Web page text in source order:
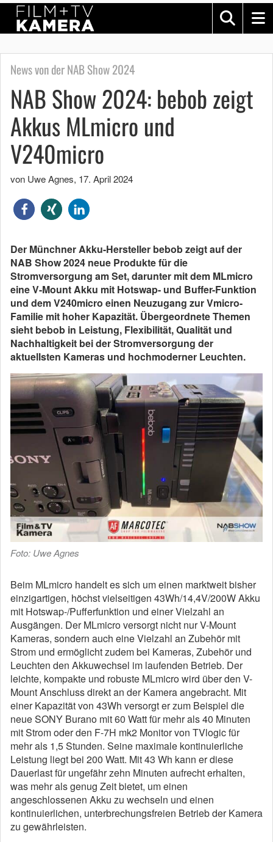
News von der NAB Show 2024
NAB Show 2024: bebob zeigt
Akkus MLmicro und
V240micro
von Uwe Agnes, 17. April 2024
Der Münchner Akku-Hersteller bebob zeigt auf der
NAB Show 2024 neue Produkte für die
Stromversorgung am Set, darunter mit dem MLmicro
eine V-Mount Akku mit Hotswap- und Buffer-Funktion
und dem V240micro einen Neuzugang zur Vmicro-
Familie mit hoher Kapazität. Übergeordnete Themen
sieht bebob in Leistung, Flexibilität, Qualität und
Nachhaltigkeit bei der Stromversorgung der
aktuellsten Kameras und hochmoderner Leuchten.
Foto: Uwe Agnes
Beim MLmicro handelt es sich um einen marktweit bisher
einzigartigen, höchst vielseitigen 43Wh/14,4V/200W Akku
mit Hotswap-/Pufferfunktion und einer Vielzahl an
Ausgängen. Der MLmicro versorgt nicht nur V-Mount
Kameras, sondern auch eine Vielzahl an Zubehör mit
Strom und ermöglicht zudem bei Kameras, Zubehör und
Leuchten den Akkuwechsel im laufenden Betrieb. Der
leichte, kompakte und robuste MLmicro wird über den V-
Mount Anschluss direkt an der Kamera angebracht. Mit
einer Kapazität von 43Wh versorgt er zum Beispiel die
neue SONY Burano mit 60 Watt für mehr als 40 Minuten
mit Strom oder den F-7H mk2 Monitor von TVlogic für
mehr als 1,5 Stunden. Seine maximale kontinuierliche
Leistung liegt bei 200 Watt. Mit 43 Wh kann er diese
Dauerlast für ungefähr zehn Minuten aufrecht erhalten,
was mehr als genug Zeit bietet, um einen
angeschlossenen Akku zu wechseln und einen
kontinuierlichen, unterbrechungsfreien Betrieb der Kamera
zu gewährleisten.